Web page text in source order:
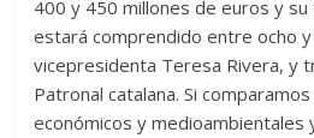
400 y 450 millones de euros y
estará comprendido entre ocho
vicepresidenta Teresa Rivera, y
Patronal catalana. Si
económicos y medioambientales